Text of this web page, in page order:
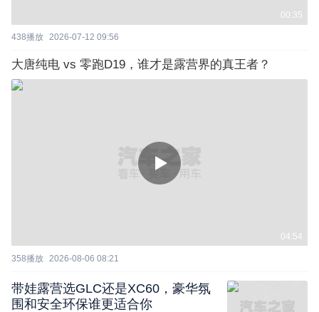
00:35
438播放 2026-07-12 09:56
大唐纯电 vs 零跑D19，谁才是露营界的真王者？
04:54
358播放 2026-08-06 08:21
带娃露营选GLC还是XC60，豪华氛
围和安全环保谁更适合你